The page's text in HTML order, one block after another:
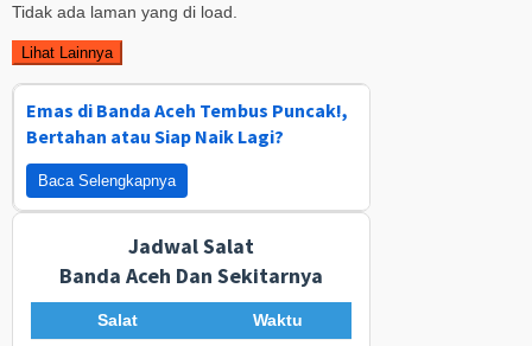
Tidak ada laman yang di load.
Lihat Lainnya
Emas di Banda Aceh Tembus Puncak!,
Bertahan atau Siap Naik Lagi?
Baca Selengkapnya
Jadwal Salat
Banda Aceh Dan Sekitarnya
Salat
Waktu